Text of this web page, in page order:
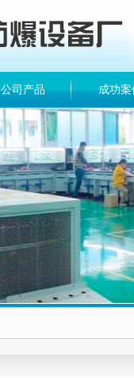
公司产品 成功案